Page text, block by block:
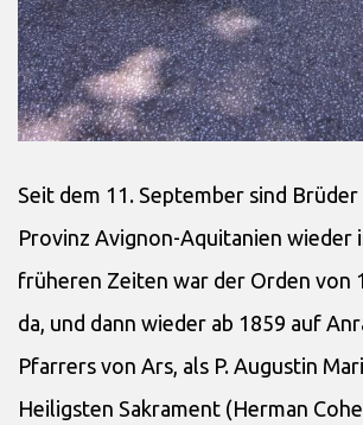
Seit dem 11. September sind
Provinz Avignon-Aquitanien wieder
früheren Zeiten war der Orden von
da, und dann wieder ab 1859 auf
Pfarrers von Ars, als P. Augustin
Heiligsten Sakrament (Herman